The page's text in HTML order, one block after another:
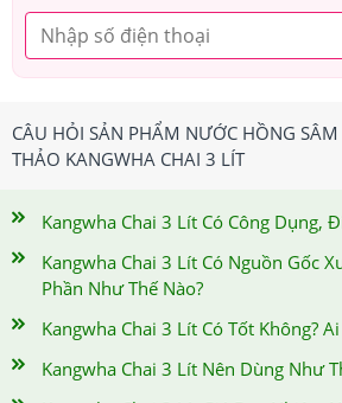
CÂU HỎI SẢN PHẨM NƯỚC HỒNG
THẢO KANGWHA CHAI 3 LÍT
Kangwha Chai 3 Lít Có Công Dụng,
Kangwha Chai 3 Lít Có Nguồn Gốc
Phần Như Thế Nào?
Kangwha Chai 3 Lít Có Tốt Không?
Kangwha Chai 3 Lít Nên Dùng Như